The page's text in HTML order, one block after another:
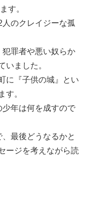
す。
のクレイジーな孤
罪者や悪い奴らか
いました。
に『子供の城』とい
す。
年は何を成すので
最後どうなるかと
ージを考えながら読